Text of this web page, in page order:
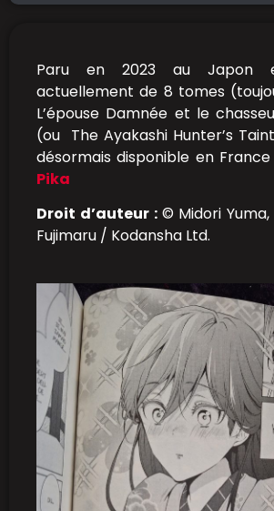
Paru en 2023 au Japon
actuellement de 8 tomes
L’épouse Damnée et le
(ou The Ayakashi Hunter’s
désormais disponible en
Pika
Droit d’auteur : © Midori
Fujimaru / Kodansha Ltd.